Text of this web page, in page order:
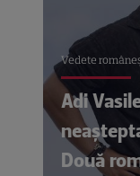
Vedete
Adi
Două